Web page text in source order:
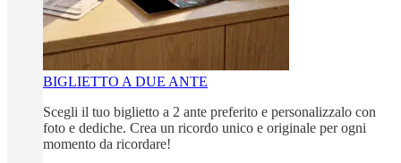
BIGLIETTO A DUE ANTE
Scegli il tuo biglietto a 2 ante preferito e personalizzalo con
foto e dediche. Crea un ricordo unico e originale per ogni
momento da ricordare!